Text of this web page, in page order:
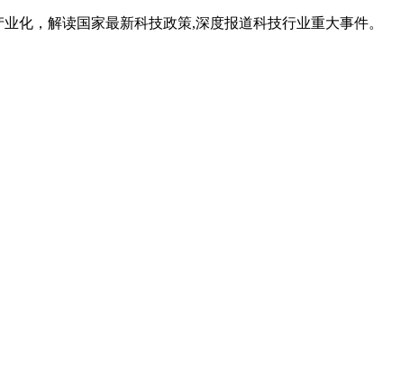
化，解读国家最新科技政策,深度报道科技行业重大事件。